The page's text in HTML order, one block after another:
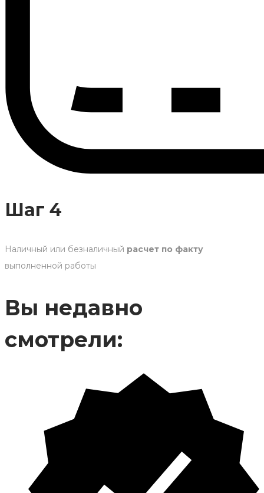
Шаг 4
Наличный или безналичный расчет по факту
выполненной работы
Вы недавно
смотрели: